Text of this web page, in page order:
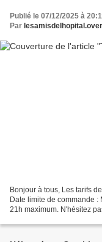
Publié le 07/12/2025 à
Par
Bonjour à tous, Les tarifs
Date limite de commande
21h maximum. N'hésitez